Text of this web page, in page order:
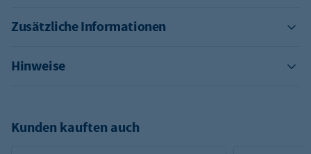
Zusätzliche Informationen
Hinweise
Kunden kauften auch